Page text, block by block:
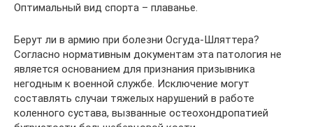
Оптимальный вид спорта – плаванье.
Берут ли в армию при болезни Осгуда-Шляттера?
Согласно нормативным документам эта патология не
является основанием для признания призывника
негодным к военной службе. Исключение могут
составлять случаи тяжелых нарушений в работе
коленного сустава, вызванные остеохондропатией